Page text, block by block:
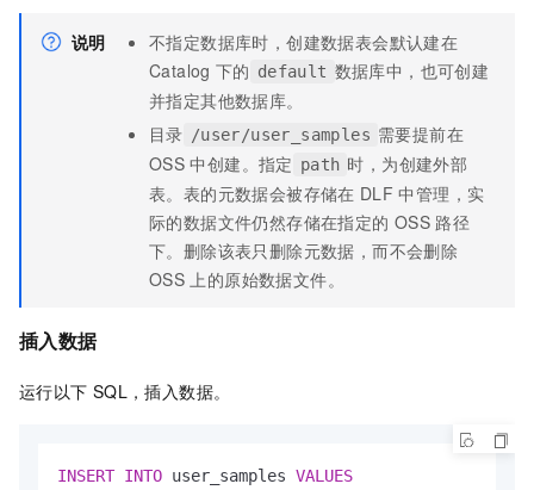
说明
不指定数据库时，创建数据表会默认建在
Catalog 下的 default 数据库中，也可创建
并指定其他数据库。
目录 /user/user_samples 需要提前在
OSS 中创建。指定 path 时，为创建外部
表。表的元数据会被存储在 DLF 中管理，实
际的数据文件仍然存储在指定的 OSS 路径
下。删除该表只删除元数据，而不会删除
OSS 上的原始数据文件。
插入数据
运行以下 SQL，插入数据。
INSERT INTO user_samples VALUES